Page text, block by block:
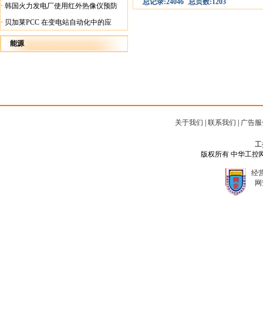
决方案
· 韩国火力发电厂使用红外热像仪预防
火灾
· 贝加莱PCC 在变电站自动化中的应
用
能源
总记录:24046 总页数:1203
关于我们 联系我们 广告
工
版权所有 中华工控
经